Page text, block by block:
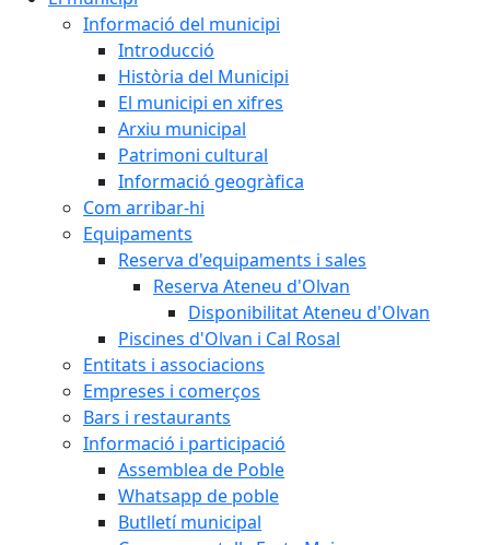
Informació del municipi
Introducció
Història del Municipi
El municipi en xifres
Arxiu municipal
Patrimoni cultural
Informació geogràfica
Com arribar-hi
Equipaments
Reserva d'equipaments i sales
Reserva Ateneu d'Olvan
Disponibilitat Ateneu d'Olvan
Piscines d'Olvan i Cal Rosal
Entitats i associacions
Empreses i comerços
Bars i restaurants
Informació i participació
Assemblea de Poble
Whatsapp de poble
Butlletí municipal